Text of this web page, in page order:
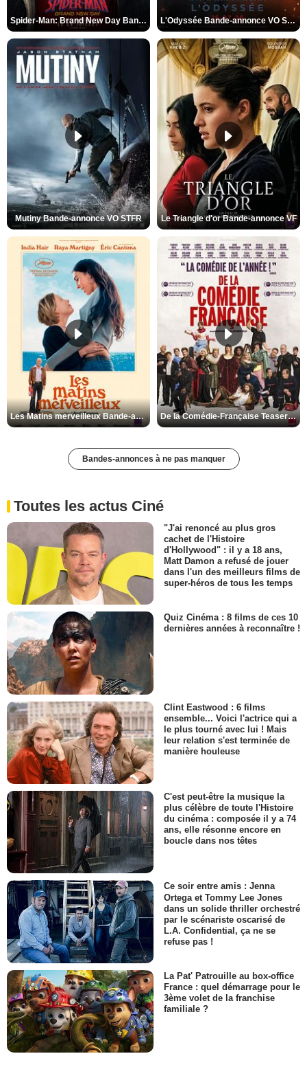
Spider-Man: Brand New Day Bande-annonce VO STFR L'Odyssée Bande-annonce VO STFR
Mutiny Bande-annonce VO STFR Le Triangle d'or Bande-annonce VF
Les Matins merveilleux Bande-annonce VF De la Comédie-Française Teaser VF
Bandes-annonces à ne pas manquer
Toutes les actus Ciné
"J'ai renoncé au plus gros
cachet de l'Histoire
d'Hollywood" : il y a 18 ans,
Matt Damon a refusé de jouer
dans l'un des meilleurs films de
super-héros de tous les temps
Quiz Cinéma : 8 films de ces 10
dernières années à reconnaître !
Clint Eastwood : 6 films
ensemble... Voici l'actrice qui a
le plus tourné avec lui ! Mais
leur relation s'est terminée de
manière houleuse
C'est peut-être la musique la
plus célèbre de toute l'Histoire
du cinéma : composée il y a 74
ans, elle résonne encore en
boucle dans nos têtes
Ce soir entre amis : Jenna
Ortega et Tommy Lee Jones
dans un solide thriller orchestré
par le scénariste oscarisé de
L.A. Confidential, ça ne se
refuse pas !
La Pat' Patrouille au box-office
France : quel démarrage pour le
3ème volet de la franchise
familiale ?